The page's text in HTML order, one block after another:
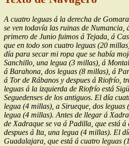
A cuatro le­guas á la derecha de
se ven todavía las ruinas de
primero de Junio fuimos á Tejada, á
que en todo son cua­tro leguas (20
día para secar mi ropa que se había
Sanchillo, una legua (3 millas), á
á Barahona, dos leguas (8 millas), á
á Tor de Rá­banos y despues á Riofrío,
leguas á la izquierda de Riofrío está
Seguedenses de los antiguos. El día
legua (4 millas), a Sirueque, dos
le­gua (4 millas). Antes de llegar á
de Xadraque se va á Padilla, que está
despues á Ita, una legua (4 millas). El
Guadalajara, que está á cuatro leguas